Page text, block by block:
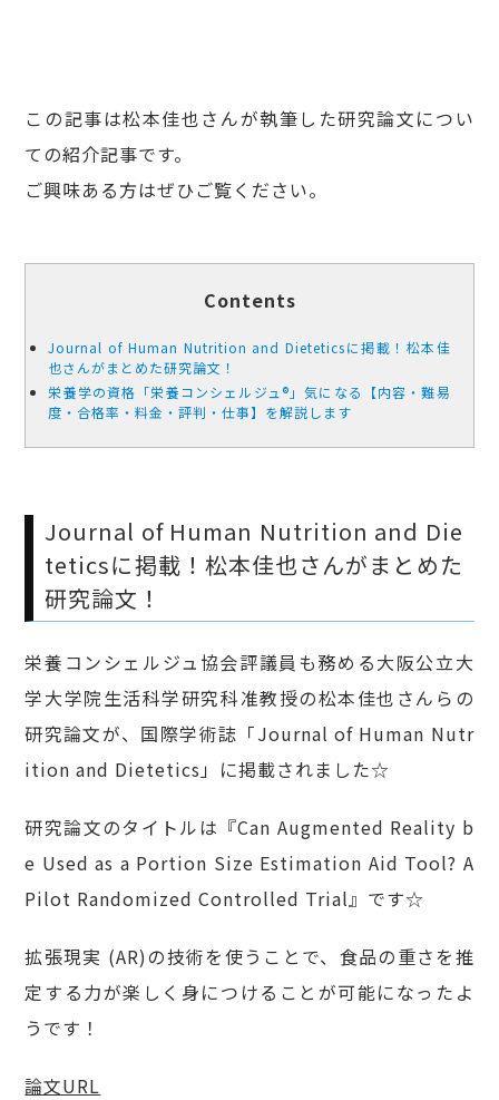
この記事は松本佳也さんが執筆した研究論文につい
ての紹介記事です。
ご興味ある方はぜひご覧ください。
Contents
Journal of Human Nutrition and Dieteticsに掲載！松本佳
也さんがまとめた研究論文！
栄養学の資格「栄養コンシェルジュ®」気になる【内容・難易
度・合格率・料金・評判・仕事】を解説します
Journal of Human Nutrition and Die
teticsに掲載！松本佳也さんがまとめた
研究論文！
栄養コンシェルジュ協会評議員も務める大阪公立大
学大学院生活科学研究科准教授の松本佳也さんらの
研究論文が、国際学術誌「Journal of Human Nutr
ition and Dietetics」に掲載されました☆
研究論文のタイトルは『Can Augmented Reality b
e Used as a Portion Size Estimation Aid Tool? A
Pilot Randomized Controlled Trial』です☆
拡張現実 (AR)の技術を使うことで、食品の重さを推
定する力が楽しく身につけることが可能になったよ
うです！
論文URL